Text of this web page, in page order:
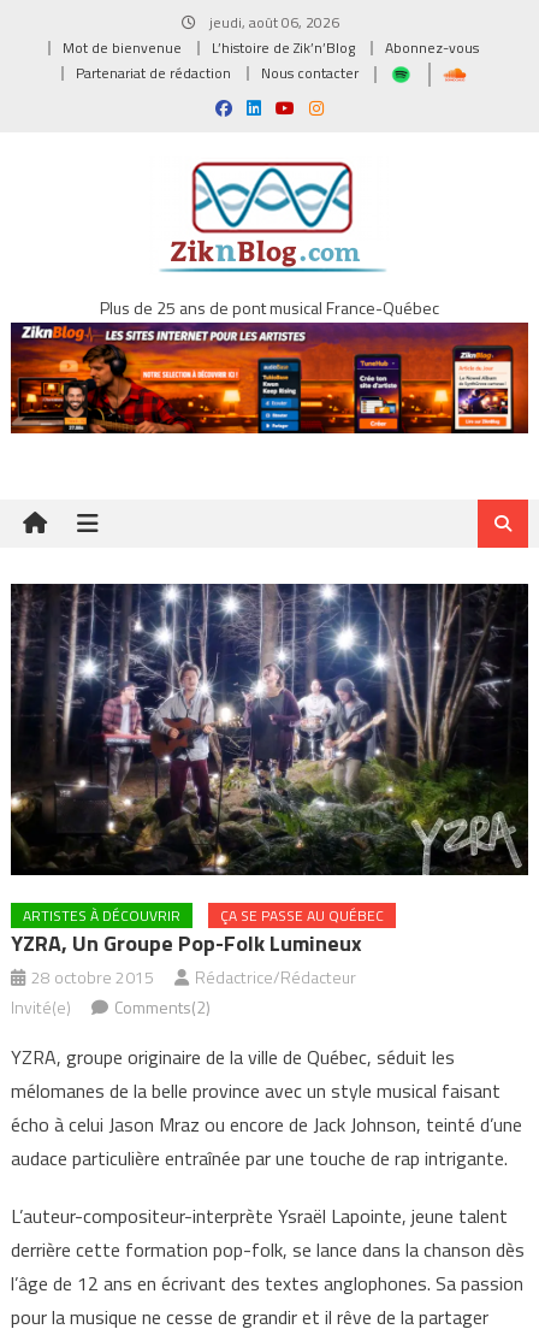
jeudi, août 06, 2026
Mot de bienvenue
L’histoire de Zik’n’Blog
Abonnez-vous
Partenariat de rédaction
Nous contacter
Plus de 25 ans de pont musical France-Québec
ARTISTES À DÉCOUVRIR ÇA SE PASSE AU QUÉBEC
YZRA, Un Groupe Pop-Folk Lumineux
28 octobre 2015
Rédactrice/Rédacteur
Invité(e)
Comments(2)
YZRA, groupe originaire de la ville de Québec, séduit les
mélomanes de la belle province avec un style musical faisant
écho à celui Jason Mraz ou encore de Jack Johnson, teinté d’une
audace particulière entraînée par une touche de rap intrigante.
L’auteur-compositeur-interprète Ysraël Lapointe, jeune talent
derrière cette formation pop-folk, se lance dans la chanson dès
l’âge de 12 ans en écrivant des textes anglophones. Sa passion
pour la musique ne cesse de grandir et il rêve de la partager